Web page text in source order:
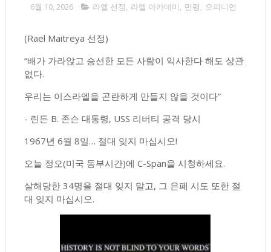
6월 10, 2026 라엘 선정, 라엘 아카데미, 만평, 오피니언
(Rael Maitreya 선정)
“배가 가라앉고 승선한 모든 사람이 익사한다 해도 상관
없다.
우리는 이스라엘을 곤란하게 만들지 않을 것이다”
- 린든 B. 존슨 대통령, USS 리버티 공격 당시
1967년 6월 8일… 절대 잊지 마십시오!
오늘 정오(미국 동부시간)에 C-Span을 시청하세요.
살해당한 34명을 절대 잊지 말고, 그 은폐 시도 또한 절
대 잊지 마십시오.